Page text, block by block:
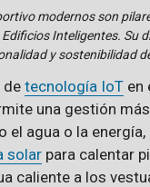
modernos son
Inteligentes. Su
y sostenibilidad
de tecnología IoTen
una gestión
el agua o la energía,
solarpara calentar
caliente a los